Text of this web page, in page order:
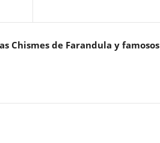
Chismes de Farandula y famosos